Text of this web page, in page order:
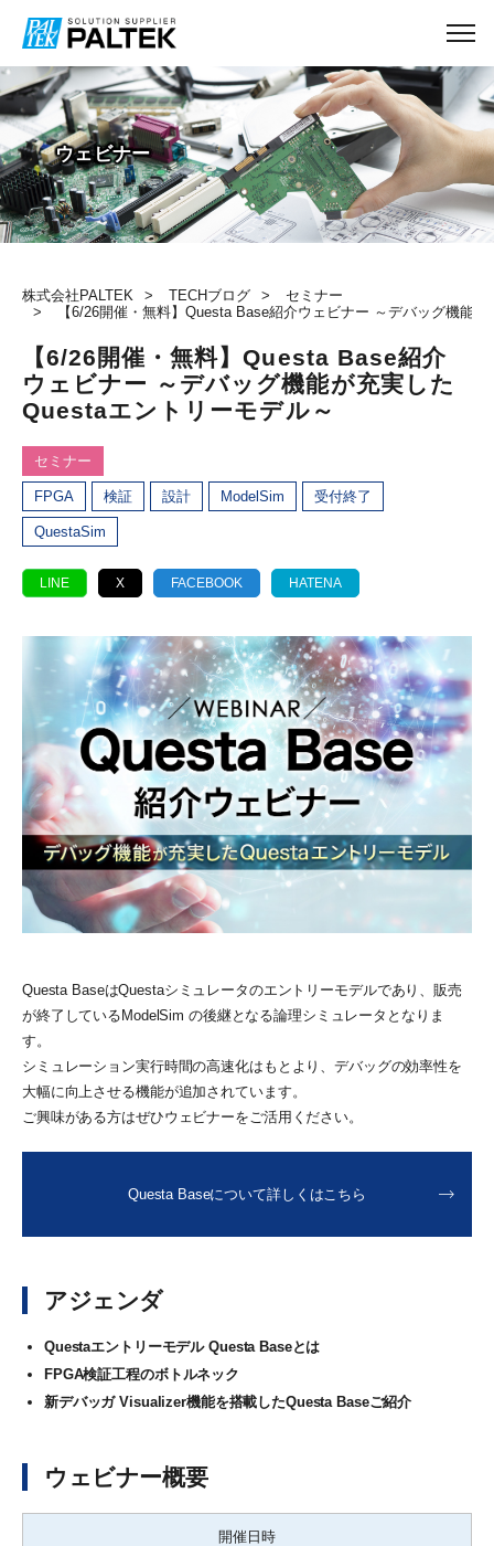
株式会社PALTEK TECHブログ
セミナー
【6/26開催・無料】Questa Base紹介ウェビナー ～デバッグ機能
TECHブログ
【6/26開催・無料】Questa Base紹介
ウェビナー ～デバッグ機能が充実した
Questaエントリーモデル～
セミナー
FPGA 検証 設計 ModelSim 受付終了
QuestaSim
LINE X FACEBOOK HATENA
ウェビナー
Questa BaseはQuestaシミュレータのエントリーモデルであり、販売
が終了しているModelSim の後継となる論理シミュレータとなりま
す。
シミュレーション実行時間の高速化はもとより、デバッグの効率性を
大幅に向上させる機能が追加されています。
ご興味がある方はぜひウェビナーをご活用ください。
Questa Baseについて詳しくはこちら
アジェンダ
Questaエントリーモデル Questa Baseとは
FPGA検証工程のボトルネック
新デバッガ Visualizer機能を搭載したQuesta Baseご紹介
ウェビナー概要
開催日時